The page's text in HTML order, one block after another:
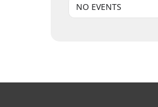
NO EVENTS